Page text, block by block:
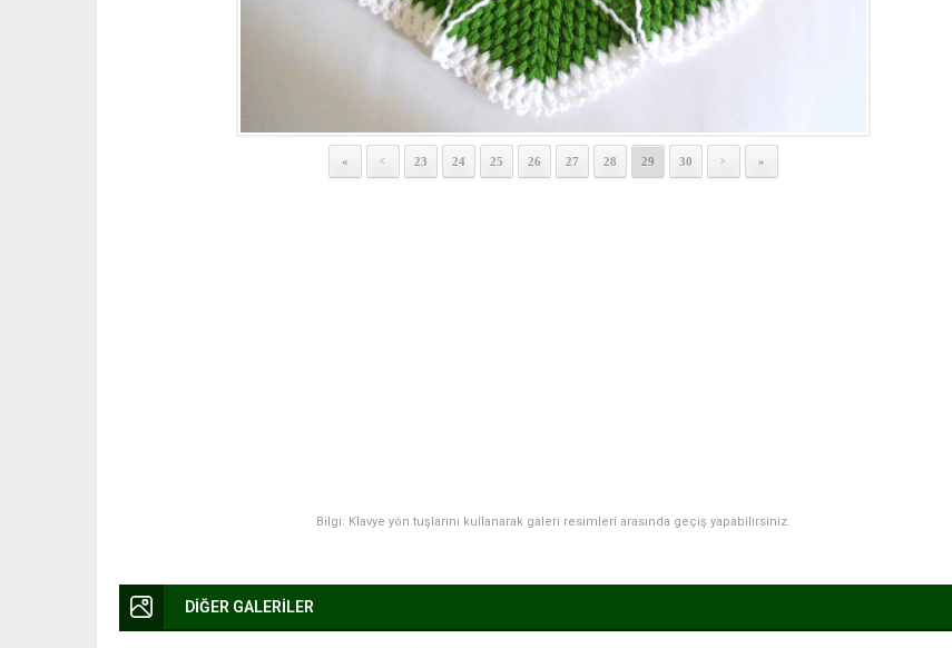
« < 23 24 25 26 27 28 29 30 > »
Bilgi: Klavye yön tuşlarını kullanarak galeri resimleri arasında geçiş yapabilirsiniz.
DİĞER GALERİLER